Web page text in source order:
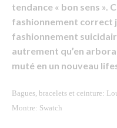
tendance « bon sens ».
fashionnement correct
fashionnement
autrement qu’en
muté en un nouveau
Bagues, bracelets et ceinture:
Montre: Swatch